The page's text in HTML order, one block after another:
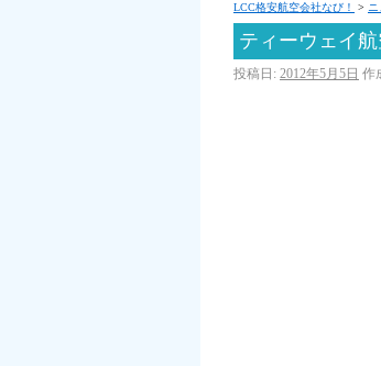
LCC格安航空会社なび！ >
ティーウェイ
投稿日: 2012年5月5日 作